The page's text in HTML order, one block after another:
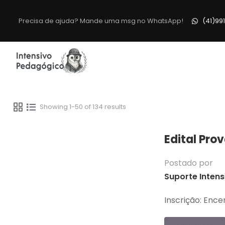
Precisa de ajuda? Mande uma msg no WhatsApp!
Showing 1-50 of 134 results
Edital
Postado por
Suporte
Inscrição: